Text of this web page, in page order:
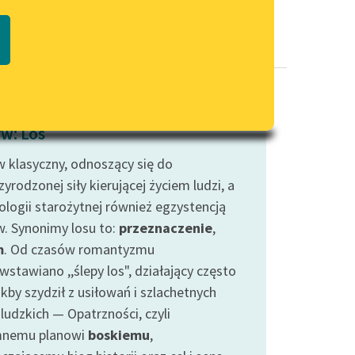
PDF
wrażliwych
Deklaracja dostępności
Los
klasyczny, odnoszący się do
siły kierującej życiem ludzi, a
starożytnej również egzystencją
Synonimy losu to: przeznaczenie,
. Od czasów romantyzmu
,,ślepy los", działający często
szydził z usiłowań i szlachetnych
— Opatrzności, czyli
planowi boskiemu,